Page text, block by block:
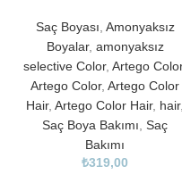
Saç Boyası Amonyaksız
Boyalar, amonyaksız
selective Color, Artego Color
Artego Color, Artego Color
Hair, Artego Color Hair, hair,
Saç Boya Bakımı Saç
Bakımı
₺319,00